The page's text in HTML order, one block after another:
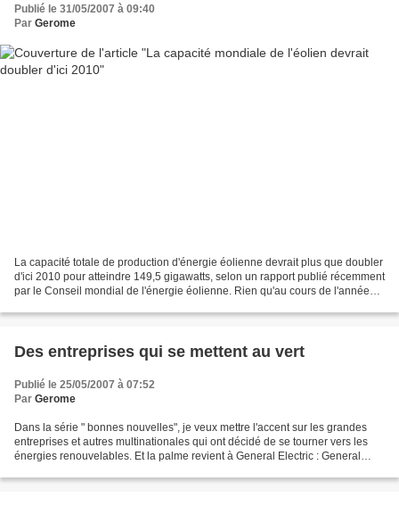
Publié le 31/05/2007 à 09:40
Par Gerome
La capacité totale de production d'énergie éolienne devrait plus que doubler
d'ici 2010 pour atteindre 149,5 gigawatts, selon un rapport publié récemment
par le Conseil mondial de l'énergie éolienne. Rien qu'au cours de l'année
Des entreprises qui se mettent au vert
Publié le 25/05/2007 à 07:52
Par Gerome
Dans la série " bonnes nouvelles", je veux mettre l'accent sur les grandes
entreprises et autres multinationales qui ont décidé de se tourner vers les
énergies renouvelables. Et la palme revient à General Electric : General